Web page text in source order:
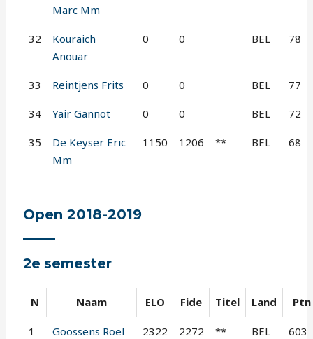
Marc Mm
32
Kouraich
Anouar
0 0 BEL 78
33 Reintjens Frits 0 0 BEL 77
34 Yair Gannot 0 0 BEL 72
35
De Keyser Eric
Mm
1150 1206 ** BEL 68
Open 2018-2019
2e semester
N Naam ELO Fide Titel Land Ptn
1
Goossens Roel
2322 2272 ** BEL 603